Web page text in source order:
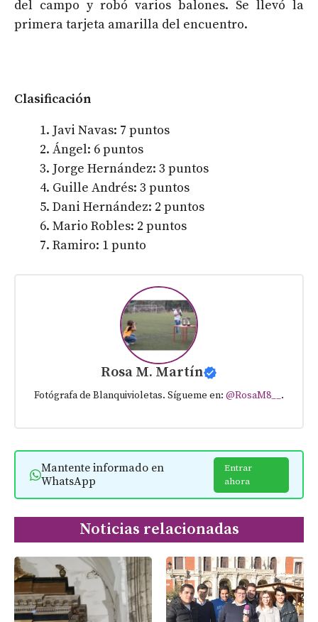
del campo y robó varios balones. Se llevó la
primera tarjeta amarilla del encuentro.
Clasificación
Javi Navas: 7 puntos
Ángel: 6 puntos
Jorge Hernández: 3 puntos
Guille Andrés: 3 puntos
Dani Hernández: 2 puntos
Mario Robles: 2 puntos
Ramiro: 1 punto
Rosa M. Martín
Fotógrafa de Blanquivioletas. Sígueme en: @RosaM8__.
Mantente informado en
WhatsApp
Entrar
ahora
Noticias relacionadas